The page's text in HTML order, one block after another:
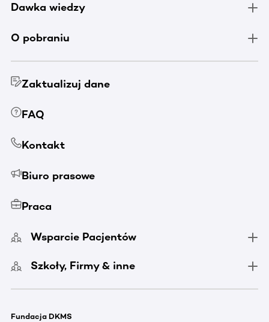
Dawka wiedzy
O pobraniu
Zaktualizuj dane
FAQ
Kontakt
Biuro prasowe
Praca
Wsparcie Pacjentów
Szkoły, Firmy & inne
Fundacja DKMS